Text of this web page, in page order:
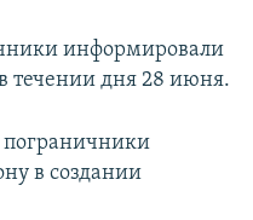
информировали
течении дня 28 июня.
пограничники
в создании